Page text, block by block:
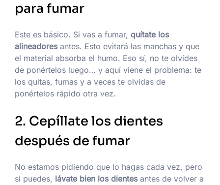
para fumar
Este es básico. Si vas a fumar, quítate los
alineadoresantes. Esto evitará las manchas y que
el material absorba el humo. Eso sí, no te olvides
de ponértelos luego… y aquí viene el problema: te
los quitas, fumas y a veces te olvidas de
ponértelos rápido otra vez.
2. Cepíllate los dientes
después de fumar
No estamos pidiendo que lo hagas cada vez, pero
si puedes, lávate bien los dientesantes de volver a